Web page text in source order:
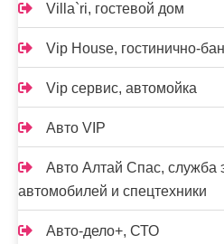
Villa`ri, гостевой дом
Vip House, гостинично-
Vip сервис, автомойка
Авто VIP
Авто Алтай Спас, служба
автомобилей и спецтехники
Авто-дело+, СТО